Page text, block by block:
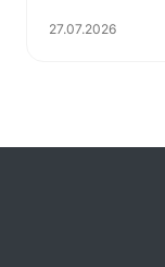
27.07.2026